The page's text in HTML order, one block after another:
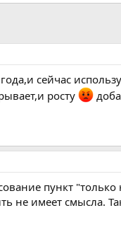
сейчас
росту
пункт "только
не имеет смысла.